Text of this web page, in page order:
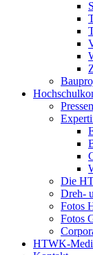
Die
Dreh-
Fotos
Fotos
HTWK-